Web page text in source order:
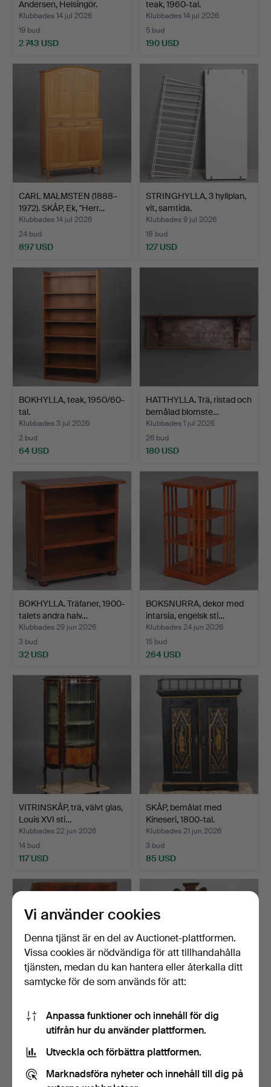
Andersen, Helsingör.
Klubbades 14 jul 2026
19 bud
2 743 USD
teak, 1960-tal.
Klubbades 14 jul 2026
5 bud
190 USD
CARL MALMSTEN (1888–
1972). SKÅP, Ek, "Herr…
Klubbades 14 jul 2026
24 bud
897 USD
STRINGHYLLA, 3 hyllplan,
vit, samtida.
Klubbades 9 jul 2026
18 bud
127 USD
BOKHYLLA, teak, 1950/60-
tal.
Klubbades 3 jul 2026
2 bud
64 USD
HATTHYLLA. Trä, ristad och
bemålad blomste…
Klubbades 1 jul 2026
26 bud
180 USD
BOKHYLLA. Träfaner, 1900-
talets andra halv…
Klubbades 29 jun 2026
3 bud
32 USD
BOKSNURRA, dekor med
intarsia, engelsk sti…
Klubbades 24 jun 2026
15 bud
264 USD
VITRINSKÅP, trä, välvt glas,
Louis XVI sti…
Klubbades 22 jun 2026
14 bud
117 USD
SKÅP, bemålat med
Kineseri, 1800-tal.
Klubbades 21 jun 2026
3 bud
85 USD
SNEDKLAFFSSEKRETÄR,
art-deco, 1900-talets …
Klubbades 20 jun 2026
38 bud
VITRINSKÅP, mahogny,
intarsia, glas, Engel…
Klubbades 17 jun 2026
6 bud
Vi använder cookies
Denna tjänst är en del av Auctionet-plattformen.
Vissa cookies är nödvändiga för att tillhandahålla
tjänsten, medan du kan hantera eller återkalla ditt
samtycke för de som används för att:
Anpassa funktioner och innehåll för dig
utifrån hur du använder plattformen.
Utveckla och förbättra plattformen.
Marknadsföra nyheter och innehåll till dig på